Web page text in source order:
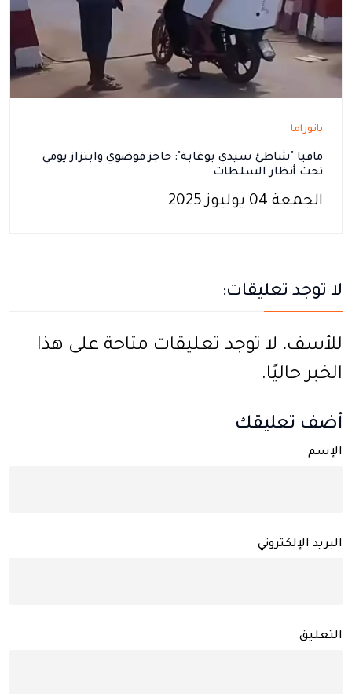
بانوراما
مافيا "شاطئ سيدي بوغابة": حاجز فوضوي وابتزاز يومي
تحت أنظار السلطات
الجمعة 04 يوليوز 2025
لا توجد تعليقات:
للأسف، لا توجد تعليقات متاحة على هذا
الخبر حاليًا.
أضف تعليقك
الإسم
البريد الإلكتروني
التعليق